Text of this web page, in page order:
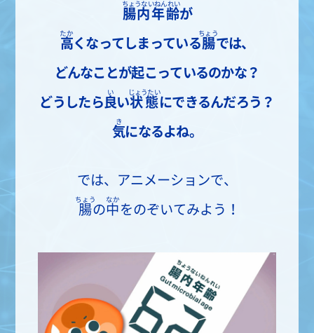
腸内年齢
ちょうないねんれい
が
高
たか
くなってしまっている腸
ちょう
では、
どんなことが起こっているのかな？
どうしたら 良
い
い状態
じょうたい
にできるんだろう？
気
き
になるよね。
では、アニメーションで、
腸
ちょう
の中
なか
をのぞいてみよう！